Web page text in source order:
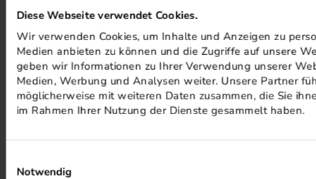
Diese Webseite verwendet Cookies.
Wir verwenden Cookies, um Inhalte und Anzeigen zu
Medien anbieten zu können und die Zugriffe auf unsere
geben wir Informationen zu Ihrer Verwendung unserer
Medien, Werbung und Analysen weiter. Unsere Partner
möglicherweise mit weiteren Daten zusammen, die Sie
im Rahmen Ihrer Nutzung der Dienste gesammelt haben.
Notwendig
ALKOHOLFREIER DRUCK